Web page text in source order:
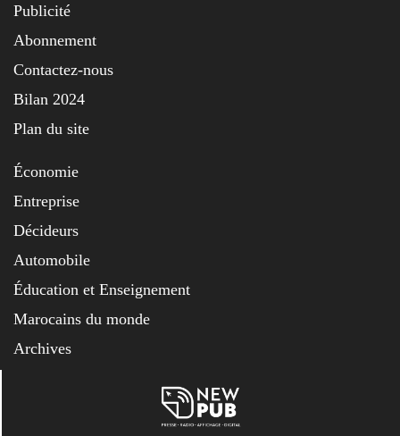
Publicité
Abonnement
Contactez-nous
Bilan 2024
Plan du site
Économie
Entreprise
Décideurs
Automobile
Éducation et Enseignement
Marocains du monde
Archives